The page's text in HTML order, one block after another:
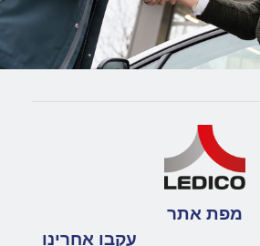
מפת אתר
עקבו אחרינו